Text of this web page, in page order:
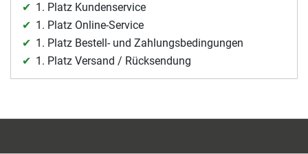
1. Platz Kundenservice
1. Platz Online-Service
1. Platz Bestell- und Zahlungsbedingungen
1. Platz Versand / Rücksendung